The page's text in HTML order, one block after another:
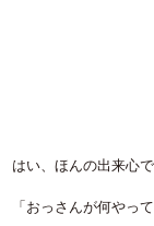
はい、ほんの出来心
「おっさんが何やっ